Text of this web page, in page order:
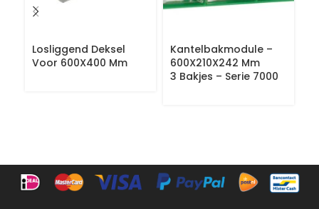
Losliggend Deksel
Voor 600X400 Mm
Kantelbakmodule –
600X210X242 Mm
3 Bakjes – Serie 7000